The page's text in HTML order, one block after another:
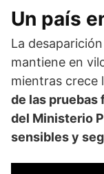
Un país
La
mantiene en
mientras crece
de las pruebas
del Ministerio
sensibles y